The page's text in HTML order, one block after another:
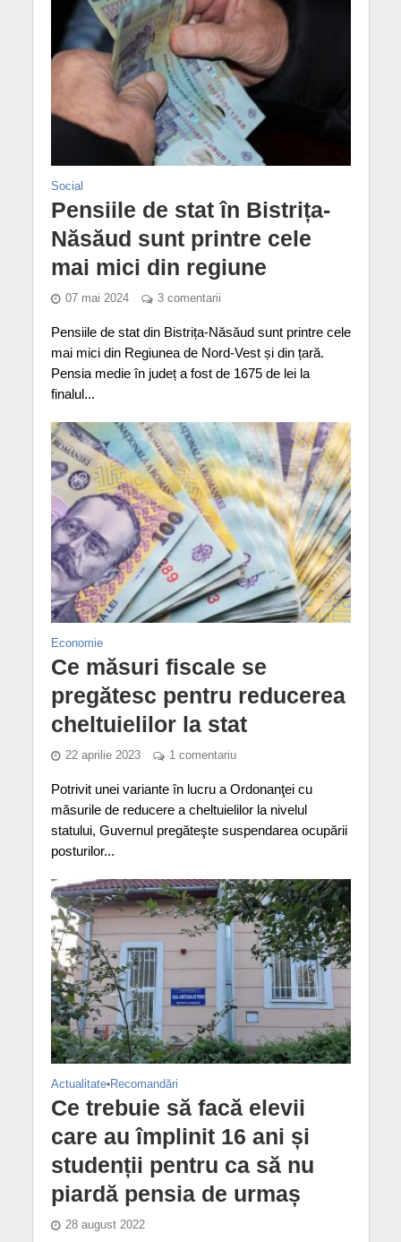
Social
Pensiile de stat în Bistrița-
Năsăud sunt printre cele
mai mici din regiune
07 mai 2024 3 comentarii
Pensiile de stat din Bistrița-Năsăud sunt printre cele
mai mici din Regiunea de Nord-Vest și din țară.
Pensia medie în județ a fost de 1675 de lei la
finalul...
Economie
Ce măsuri fiscale se
pregătesc pentru reducerea
cheltuielilor la stat
22 aprilie 2023 1 comentariu
Potrivit unei variante în lucru a Ordonanţei cu
măsurile de reducere a cheltuielilor la nivelul
statului, Guvernul pregăteşte suspendarea ocupării
posturilor...
Actualitate•Recomandări
Ce trebuie să facă elevii
care au împlinit 16 ani și
studenții pentru ca să nu
piardă pensia de urmaș
28 august 2022